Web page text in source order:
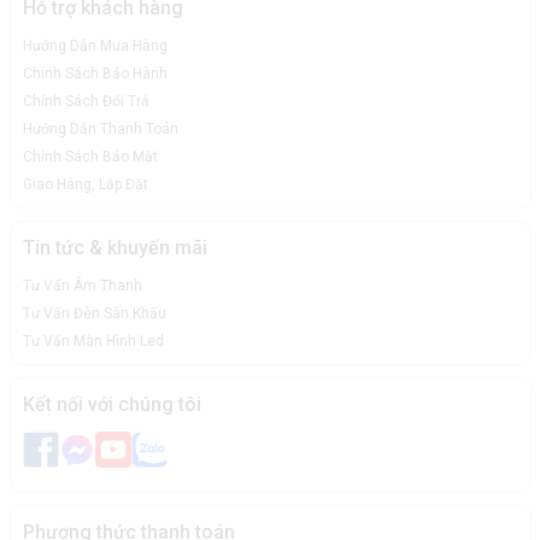
Turbosound TVX122M cho âm thanh sống động, mượt mà
thông minh
Hỗ trợ khách hàng
Hướng Dẫn Mua Hàng
Chính Sách Bảo Hành
Chính Sách Đổi Trả
Hướng Dẫn Thanh Toán
Chính Sách Bảo Mật
Giao Hàng, Lắp Đặt
Tin tức & khuyến mãi
Tư Vấn Âm Thanh
Tư Vấn Đèn Sân Khấu
Tư Vấn Màn Hình Led
Kết nối với chúng tôi
Phương thức thanh toán